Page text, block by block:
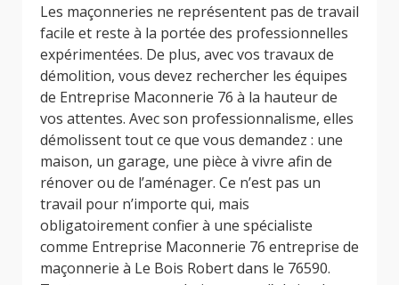
Les maçonneries ne représentent pas de travail
facile et reste à la portée des professionnelles
expérimentées. De plus, avec vos travaux de
démolition, vous devez rechercher les équipes
de Entreprise Maconnerie 76 à la hauteur de
vos attentes. Avec son professionnalisme, elles
démolissent tout ce que vous demandez : une
maison, un garage, une pièce à vivre afin de
rénover ou de l’aménager. Ce n’est pas un
travail pour n’importe qui, mais
obligatoirement confier à une spécialiste
comme Entreprise Maconnerie 76 entreprise de
maçonnerie à Le Bois Robert dans le 76590.